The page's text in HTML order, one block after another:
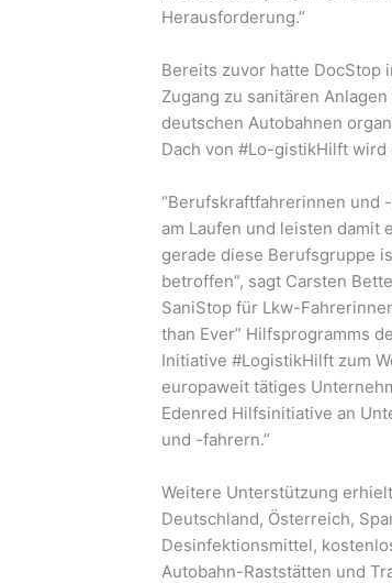
Herausforderung.”
Bereits zuvor hatte DocStop
Zugang zu sanitären
deutschen Autobahnen
Dach von #Lo-gistikHilft
“Berufskraftfahrerinnen und
am Laufen und leisten damit
gerade diese Berufsgruppe
betroffen”, sagt Carsten
SaniStop für Lkw-
than Ever” Hilfsprogramms
Initiative #LogistikHilft zum
europaweit tätiges
Edenred Hilfsinitiative an
und -fahrern.”
Weitere Unterstützung
Deutschland, Österreich,
Desinfektionsmittel,
Autobahn-Raststätten und